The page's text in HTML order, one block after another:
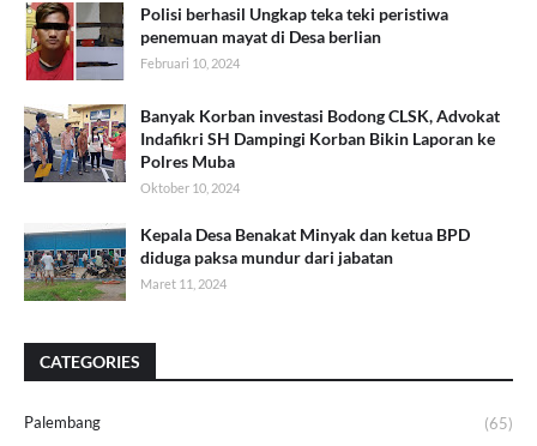
Polisi berhasil Ungkap teka teki peristiwa
penemuan mayat di Desa berlian
Februari 10, 2024
Banyak Korban investasi Bodong CLSK, Advokat
Indafikri SH Dampingi Korban Bikin Laporan ke
Polres Muba
Oktober 10, 2024
Kepala Desa Benakat Minyak dan ketua BPD
diduga paksa mundur dari jabatan
Maret 11, 2024
CATEGORIES
Palembang (65)